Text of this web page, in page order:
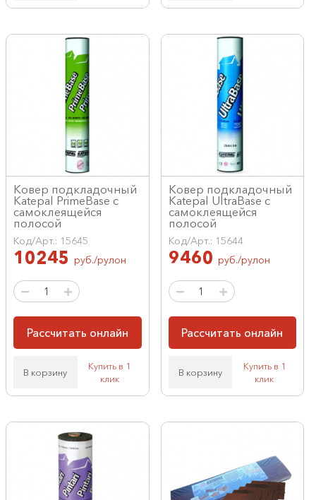
Ковер подкладочный
Katepal PrimeBase с
самоклеящейся
полосой
Код/Арт.: 15645
10245 руб./рулон
Рассчитать онлайн
В корзину
Купить в 1
клик
Ковер подкладочный
Katepal UltraBase с
самоклеящейся
полосой
Код/Арт.: 15644
9460 руб./рулон
Рассчитать онлайн
В корзину
Купить в 1
клик